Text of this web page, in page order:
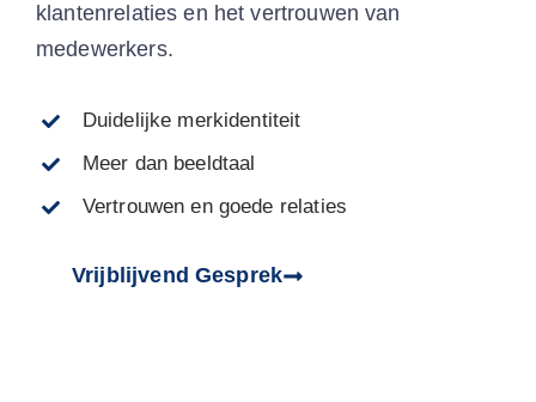
klantenrelaties en het vertrouwen van
medewerkers.
Duidelijke merkidentiteit
Meer dan beeldtaal
Vertrouwen en goede relaties
Vrijblijvend Gesprek